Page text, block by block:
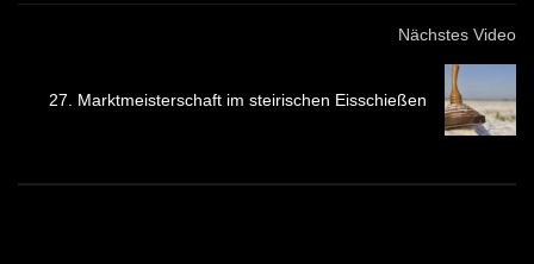
Nächstes Video
27. Marktmeisterschaft im steirischen Eisschießen